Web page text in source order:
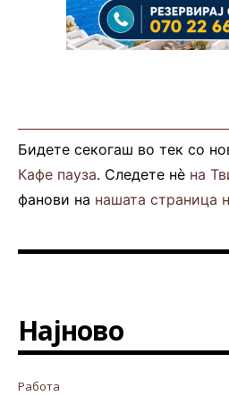
Бидете секогаш во тек со
Кафе пауза. Следете нè на
фанови на нашата страница
Најново
Работа